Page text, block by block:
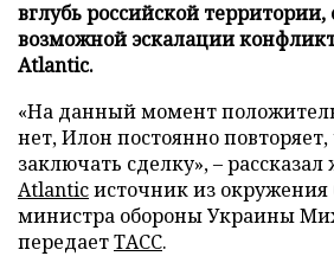
вглубь российской территории,
возможной эскалации
Atlantic.
«На данный момент
нет, Илон постоянно
заключать сделку», –
Atlanticисточник из
министра обороны Украины
передаетТАСС.